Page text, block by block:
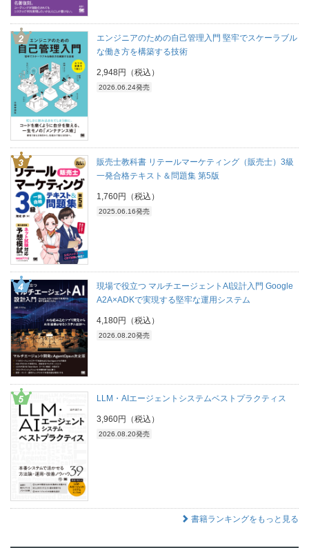
エンジニアのための自己管理入門 堅牢でスケーラブル
な働き方を構築する技術
2,948円（税込）
2026.06.24発売
販売士教科書 リテールマーケティング（販売士）3級
一発合格テキスト＆問題集 第5版
1,760円（税込）
2025.06.16発売
現場で役立つ マルチエージェントAI設計入門 Google
A2A×ADKで実現する堅牢な運用システム
4,180円（税込）
2026.08.20発売
LLM・AIエージェントシステムベストプラクティス
3,960円（税込）
2026.08.20発売
書籍ランキングをもっと見る